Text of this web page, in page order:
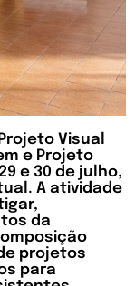
Visual
e Projeto
e 30 de julho,
A atividade
da
projetos
para